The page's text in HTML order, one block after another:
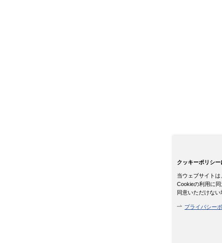
クッキーポリシー
当ウェブサイト
Cookieの利用に
同意いただけな
プライバシー